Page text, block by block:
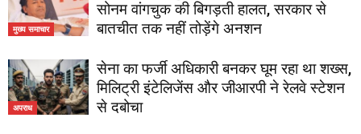
मुख्य समाचार
सोनम वांगचुक की बिगड़ती हालत, सरकार से
बातचीत तक नहीं तोड़ेंगे अनशन
अपराध
सेना का फर्जी अधिकारी बनकर घूम रहा था शख्स,
मिलिट्री इंटेलिजेंस और जीआरपी ने रेलवे स्टेशन
से दबोचा